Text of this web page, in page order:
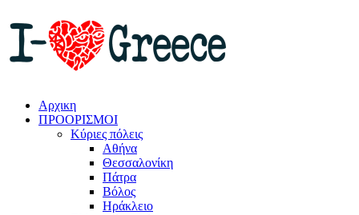
Αρχικη
ΠΡΟΟΡΙΣΜΟΙ
Κύριες πόλεις
Αθήνα
Θεσσαλονίκη
Πάτρα
Βόλος
Ηράκλειο